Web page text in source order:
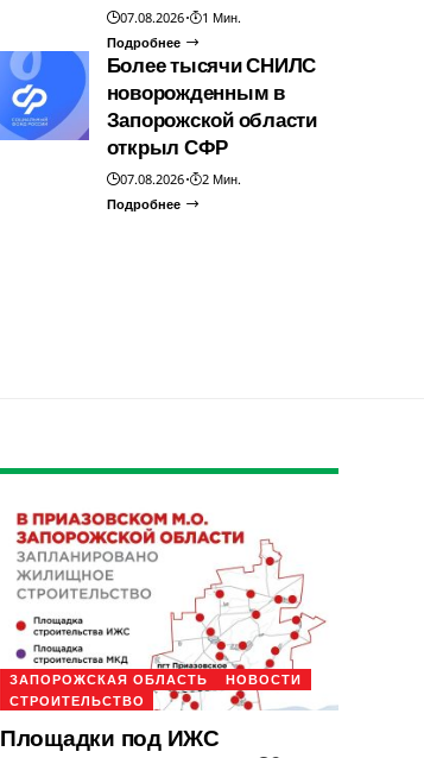
07.08.2026
1 Мин.
Подробнее
Более тысячи СНИЛС
новорожденным в
Запорожской области
открыл СФР
07.08.2026
2 Мин.
Подробнее
ЗАПОРОЖСКАЯ ОБЛАСТЬ
НОВОСТИ
СТРОИТЕЛЬСТВО
Площадки под ИЖС